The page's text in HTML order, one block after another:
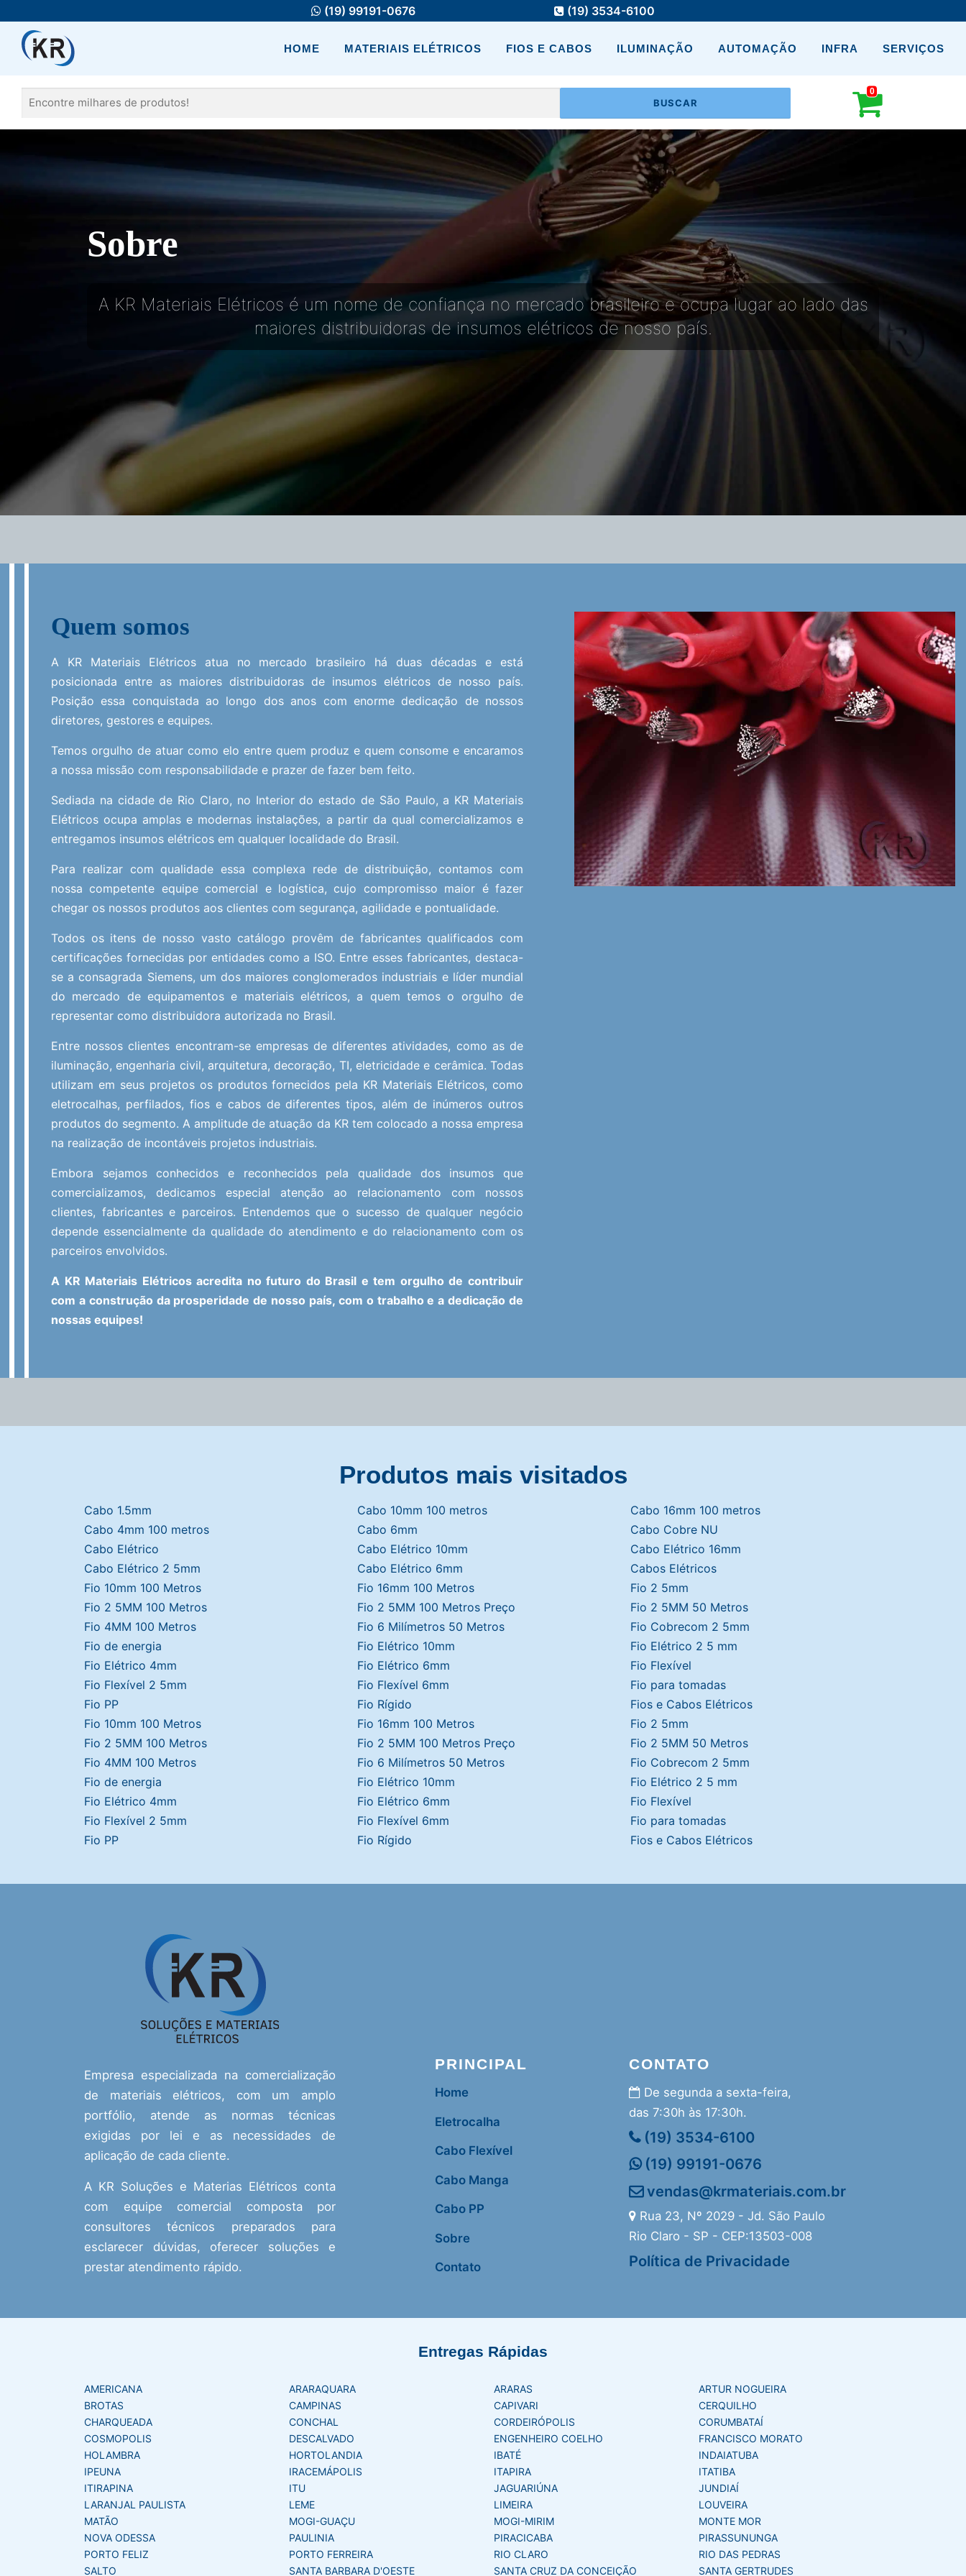
(19) 99191-0676 (19) 3534-6100
HOME MATERIAIS ELÉTRICOS FIOS E CABOS ILUMINAÇÃO AUTOMAÇÃO INFRA SERVIÇOS
Pesquisar
0
Sobre
A KR Materiais Elétricos é um nome de confiança no mercado brasileiro e ocupa lugar ao lado das
maiores distribuidoras de insumos elétricos de nosso país.
Quem somos
A KR Materiais Elétricos atua no mercado brasileiro há duas décadas e está
posicionada entre as maiores distribuidoras de insumos elétricos de nosso país.
Posição essa conquistada ao longo dos anos com enorme dedicação de nossos
diretores, gestores e equipes.
Temos orgulho de atuar como elo entre quem produz e quem consome e encaramos
a nossa missão com responsabilidade e prazer de fazer bem feito.
Sediada na cidade de Rio Claro, no Interior do estado de São Paulo, a KR Materiais
Elétricos ocupa amplas e modernas instalações, a partir da qual comercializamos e
entregamos insumos elétricos em qualquer localidade do Brasil.
Para realizar com qualidade essa complexa rede de distribuição, contamos com
nossa competente equipe comercial e logística, cujo compromisso maior é fazer
chegar os nossos produtos aos clientes com segurança, agilidade e pontualidade.
Todos os itens de nosso vasto catálogo provêm de fabricantes qualificados com
certificações fornecidas por entidades como a ISO. Entre esses fabricantes, destaca-
se a consagrada Siemens, um dos maiores conglomerados industriais e líder mundial
do mercado de equipamentos e materiais elétricos, a quem temos o orgulho de
representar como distribuidora autorizada no Brasil.
Entre nossos clientes encontram-se empresas de diferentes atividades, como as de
iluminação, engenharia civil, arquitetura, decoração, TI, eletricidade e cerâmica. Todas
utilizam em seus projetos os produtos fornecidos pela KR Materiais Elétricos, como
eletrocalhas, perfilados, fios e cabos de diferentes tipos, além de inúmeros outros
produtos do segmento. A amplitude de atuação da KR tem colocado a nossa empresa
na realização de incontáveis projetos industriais.
Embora sejamos conhecidos e reconhecidos pela qualidade dos insumos que
comercializamos, dedicamos especial atenção ao relacionamento com nossos
clientes, fabricantes e parceiros. Entendemos que o sucesso de qualquer negócio
depende essencialmente da qualidade do atendimento e do relacionamento com os
parceiros envolvidos.
A KR Materiais Elétricos acredita no futuro do Brasil e tem orgulho de contribuir
com a construção da prosperidade de nosso país, com o trabalho e a dedicação de
nossas equipes!
Produtos mais visitados
Cabo 1.5mm Cabo 10mm 100 metros
Cabo 16mm 100 metros
Cabo 4mm 100 metros
Cabo 6mm
Cabo Cobre NU
Cabo Elétrico
Cabo Elétrico 10mm
Cabo Elétrico 16mm
Cabo Elétrico 2 5mm
Cabo Elétrico 6mm
Cabos Elétricos
Fio 10mm 100 Metros
Fio 16mm 100 Metros
Fio 2 5mm
Fio 2 5MM 100 Metros
Fio 2 5MM 100 Metros Preço
Fio 2 5MM 50 Metros
Fio 4MM 100 Metros
Fio 6 Milímetros 50 Metros
Fio Cobrecom 2 5mm
Fio de energia
Fio Elétrico 10mm
Fio Elétrico 2 5 mm
Fio Elétrico 4mm
Fio Elétrico 6mm
Fio Flexível
Fio Flexível 2 5mm
Fio Flexível 6mm
Fio para tomadas
Fio PP
Fio Rígido
Fios e Cabos Elétricos
Fio 10mm 100 Metros
Fio 16mm 100 Metros
Fio 2 5mm
Fio 2 5MM 100 Metros
Fio 2 5MM 100 Metros Preço
Fio 2 5MM 50 Metros
Fio 4MM 100 Metros
Fio 6 Milímetros 50 Metros
Fio Cobrecom 2 5mm
Fio de energia
Fio Elétrico 10mm
Fio Elétrico 2 5 mm
Fio Elétrico 4mm
Fio Elétrico 6mm
Fio Flexível
Fio Flexível 2 5mm
Fio Flexível 6mm
Fio para tomadas
Fio PP
Fio Rígido Fios e Cabos Elétricos
Empresa especializada na comercialização
de materiais elétricos, com um amplo
portfólio, atende as normas técnicas
exigidas por lei e as necessidades de
aplicação de cada cliente.
A KR Soluções e Materias Elétricos conta
com equipe comercial composta por
consultores técnicos preparados para
esclarecer dúvidas, oferecer soluções e
prestar atendimento rápido.
PRINCIPAL
Home
Eletrocalha
Cabo Flexível
Cabo Manga
Cabo PP
Sobre
Contato
CONTATO
De segunda a sexta-feira,
das 7:30h às 17:30h.
(19) 3534-6100
(19) 99191-0676
vendas@krmateriais.com.br
Rua 23, Nº 2029 - Jd. São Paulo
Rio Claro - SP - CEP:13503-008
Política de Privacidade
Entregas Rápidas
AMERICANA ARARAQUARA ARARAS
ARTUR NOGUEIRA
BROTAS
CAMPINAS CAPIVARI
CERQUILHO
CHARQUEADA
CONCHAL CORDEIRÓPOLIS
CORUMBATAÍ
COSMOPOLIS
DESCALVADO ENGENHEIRO COELHO
FRANCISCO MORATO
HOLAMBRA
HORTOLANDIA IBATÉ
INDAIATUBA
IPEUNA
IRACEMÁPOLIS ITAPIRA
ITATIBA
ITIRAPINA
ITU JAGUARIÚNA
JUNDIAÍ
LARANJAL PAULISTA
LEME LIMEIRA
LOUVEIRA
MATÃO
MOGI-GUAÇU MOGI-MIRIM
MONTE MOR
NOVA ODESSA
PAULINIA PIRACICABA
PIRASSUNUNGA
PORTO FELIZ
PORTO FERREIRA RIO CLARO
RIO DAS PEDRAS
SALTO
SANTA BARBARA D'OESTE SANTA CRUZ DA CONCEIÇÃO SANTA GERTRUDES